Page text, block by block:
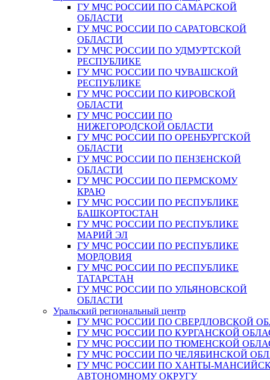
ГУ МЧС РОССИИ ПО САМАРСКОЙ
ОБЛАСТИ
ГУ МЧС РОССИИ ПО САРАТОВСКОЙ
ОБЛАСТИ
ГУ МЧС РОССИИ ПО УДМУРТСКОЙ
РЕСПУБЛИКЕ
ГУ МЧС РОССИИ ПО ЧУВАШСКОЙ
РЕСПУБЛИКЕ
ГУ МЧС РОССИИ ПО КИРОВСКОЙ
ОБЛАСТИ
ГУ МЧС РОССИИ ПО
НИЖЕГОРОДСКОЙ ОБЛАСТИ
ГУ МЧС РОССИИ ПО ОРЕНБУРГСКОЙ
ОБЛАСТИ
ГУ МЧС РОССИИ ПО ПЕНЗЕНСКОЙ
ОБЛАСТИ
ГУ МЧС РОССИИ ПО ПЕРМСКОМУ
КРАЮ
ГУ МЧС РОССИИ ПО РЕСПУБЛИКЕ
БАШКОРТОСТАН
ГУ МЧС РОССИИ ПО РЕСПУБЛИКЕ
МАРИЙ ЭЛ
ГУ МЧС РОССИИ ПО РЕСПУБЛИКЕ
МОРДОВИЯ
ГУ МЧС РОССИИ ПО РЕСПУБЛИКЕ
ТАТАРСТАН
ГУ МЧС РОССИИ ПО УЛЬЯНОВСКОЙ
ОБЛАСТИ
Уральский региональный центр
ГУ МЧС РОССИИ ПО СВЕРДЛОВСКОЙ
ГУ МЧС РОССИИ ПО КУРГАНСКОЙ
ГУ МЧС РОССИИ ПО ТЮМЕНСКОЙ
ГУ МЧС РОССИИ ПО ЧЕЛЯБИНСКОЙ
ГУ МЧС РОССИИ ПО ХАНТЫ-
АВТОНОМНОМУ ОКРУГУ